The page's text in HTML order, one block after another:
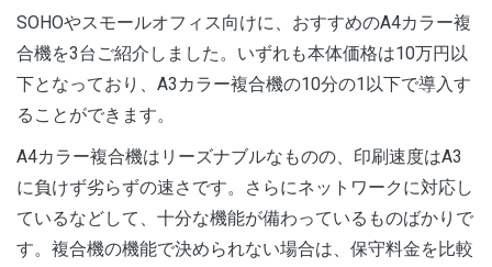
SOHOやスモールオフィス向けに、おすすめのA4カラー複
合機を3台ご紹介しました。いずれも本体価格は10万円以
下となっており、A3カラー複合機の10分の1以下で導入す
ることができます。
A4カラー複合機はリーズナブルなものの、印刷速度はA3
に負けず劣らずの速さです。さらにネットワークに対応し
ているなどして、十分な機能が備わっているものばかりで
す。複合機の機能で決められない場合は、保守料金を比較